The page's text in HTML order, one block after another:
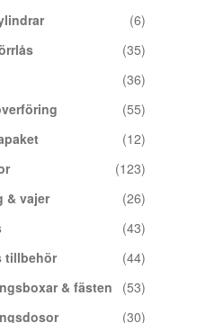
(6)
(35)
(36)
(55)
(12)
(123)
& vajer
(26)
(43)
tillbehör
(44)
& fästen
(53)
(30)